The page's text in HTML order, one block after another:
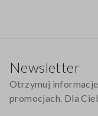
Newsletter
Otrzymuj
promocjach. Dla